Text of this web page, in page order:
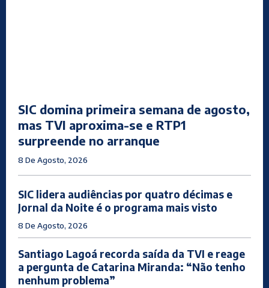
SIC domina primeira semana de agosto,
mas TVI aproxima-se e RTP1
surpreende no arranque
8 De Agosto, 2026
SIC lidera audiências por quatro décimas e
Jornal da Noite é o programa mais visto
8 De Agosto, 2026
Santiago Lagoá recorda saída da TVI e reage
a pergunta de Catarina Miranda: “Não tenho
nenhum problema”